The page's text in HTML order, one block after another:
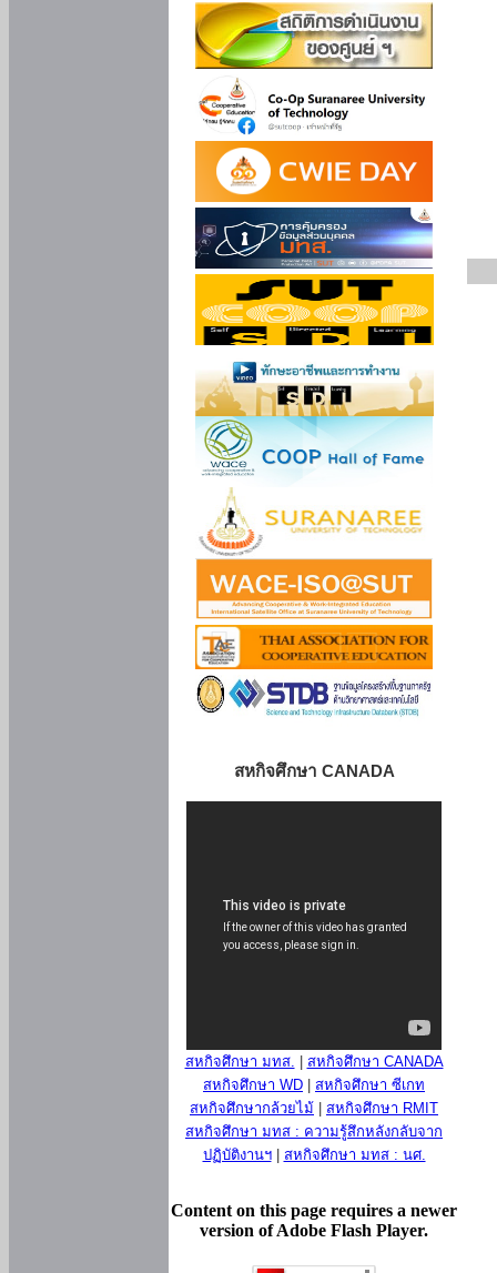
สหกิจศึกษา CANADA
สหกิจศึกษา มทส.
สหกิจศึกษา CANADA
สหกิจศึกษา WD
สหกิจศึกษา ซีเกท
สหกิจศึกษากล้วยไม้
สหกิจศึกษา RMIT
สหกิจศึกษา มทส : ความรู้สึกหลังกลับจาก
ปฏิบัติงานฯ| สหกิจศึกษา มทส : นศ.
Content on this page requires a newer
version of Adobe Flash Player.